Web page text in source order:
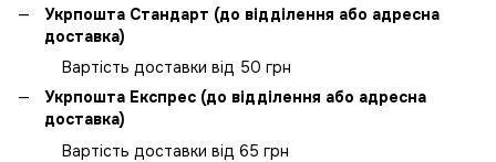
Укрпошта Стандарт (до відділення або адресна
доставка)
Вартість доставки від 50 грн
Укрпошта Експрес (до відділення або адресна
доставка)
Вартість доставки від 65 грн